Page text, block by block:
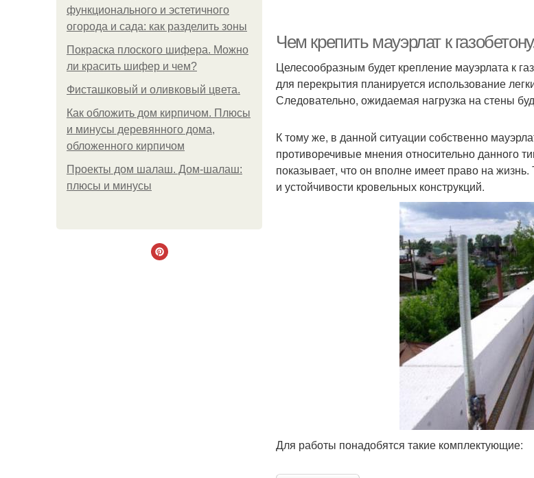
функционального и эстетичного
огорода и сада: как разделить зоны
Покраска плоского шифера. Можно
ли красить шифер и чем?
Фисташковый и оливковый цвета.
Как обложить дом кирпичом. Плюсы
и минусы деревянного дома,
обложенного кирпичом
Проекты дом шалаш. Дом-шалаш:
плюсы и минусы
Чем крепить мауэрлат к
Целесообразным будет крепление мауэрлата к
для перекрытия планируется использование
Следовательно, ожидаемая нагрузка на стены
К тому же, в данной ситуации собственно
противоречивые мнения относительно данного
показывает, что он вполне имеет право на
и устойчивости кровельных конструкций.
Для работы понадобятся такие комплектующие: